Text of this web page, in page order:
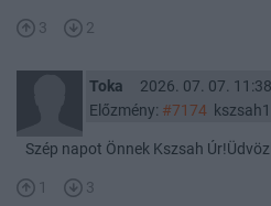
3 2
Toka
2026. 07. 07. 11:38
Előzmény: #7174kszsah1
Szép napot Önnek Kszsah
1 3